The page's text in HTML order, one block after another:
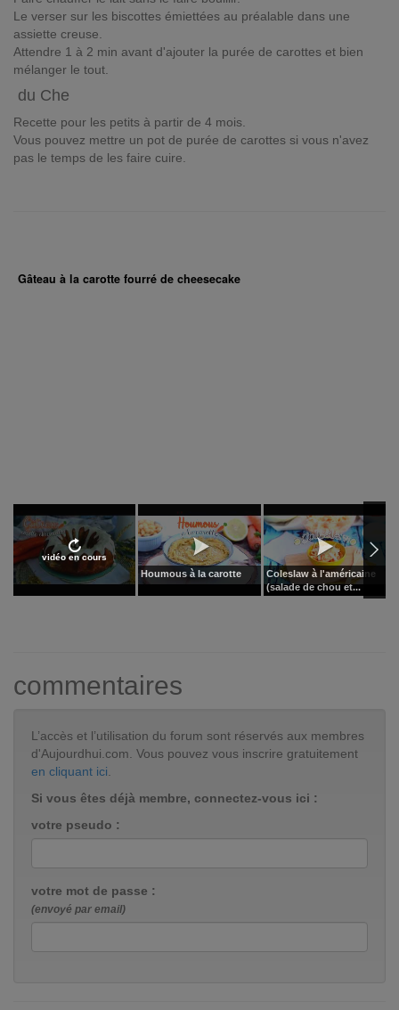
Le verser sur les biscottes émiettées au préalable dans une
assiette creuse.
Attendre 1 à 2 min avant d'ajouter la purée de carottes et bien
mélanger le tout.
du Che
Recette pour les petits à partir de 4 mois.
Vous pouvez mettre un pot de purée de carottes si vous n'avez
pas le temps de les faire cuire.
Gâteau à la carotte fourré de cheesecake
vidéo en cours
Houmous à la carotte
Coleslaw à l'américaine
(salade de chou et...
commentaires
L’accès et l’utilisation du forum sont réservés aux membres
d'Aujourdhui.com. Vous pouvez vous inscrire gratuitement
en cliquant ici.
Si vous êtes déjà membre, connectez-vous ici :
votre pseudo :
votre mot de passe :
(envoyé par email)